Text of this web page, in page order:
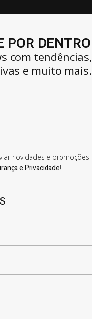
POR
com
e muito mais.
novidades e promoções
e Privacidade!